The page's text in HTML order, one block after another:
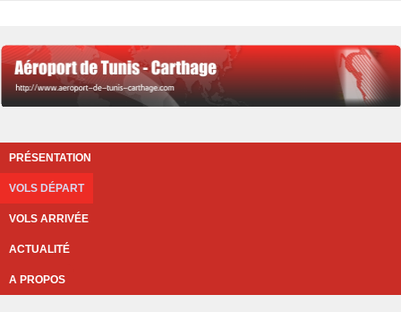
PRÉSENTATION
VOLS DÉPART
VOLS ARRIVÉE
ACTUALITÉ
A PROPOS